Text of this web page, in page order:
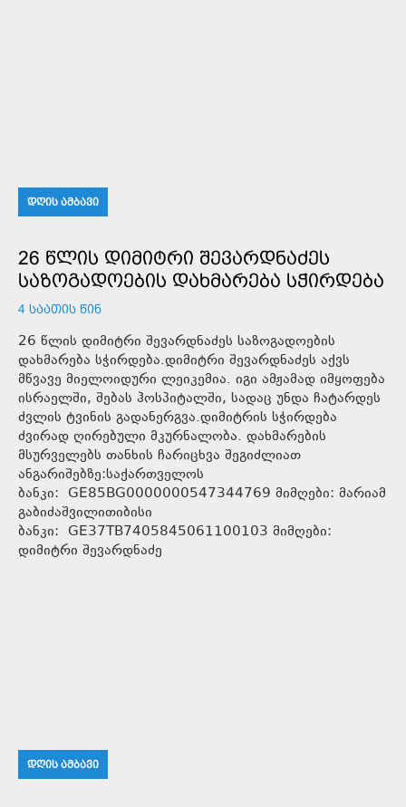
ᲓᲦᲘᲡ ᲐᲛᲑᲐᲕᲘ
26 ᲬᲚᲘᲡ ᲓᲘᲛᲘᲢᲠᲘ ᲨᲔᲕᲐᲠᲓᲜᲐᲫᲔᲡ
ᲡᲐᲖᲝᲒᲐᲓᲝᲔᲑᲘᲡ ᲓᲐᲮᲛᲐᲠᲔᲑᲐ ᲡᲭᲘᲠᲓᲔᲑᲐ
4 ᲡᲐᲐᲗᲘᲡ ᲬᲘᲜ
26 წლის დიმიტრი შევარდნაძეს საზოგადოების
დახმარება სჭირდება.დიმიტრი შევარდნაძეს აქვს
მწვავე მიელოიდური ლეიკემია. იგი ამჟამად იმყოფება
ისრაელში, შებას ჰოსპიტალში, სადაც უნდა ჩატარდეს
ძვლის ტვინის გადანერგვა.დიმიტრის სჭირდება
ძვირად ღირებული მკურნალობა. დახმარების
მსურველებს თანხის ჩარიცხვა შეგიძლიათ
ანგარიშებზე:საქართველოს
ბანკი: GE85BG0000000547344769 მიმღები: მარიამ
გაბიძაშვილითიბისი
ბანკი: GE37TB7405845061100103 მიმღები:
დიმიტრი შევარდნაძე
ᲓᲦᲘᲡ ᲐᲛᲑᲐᲕᲘ